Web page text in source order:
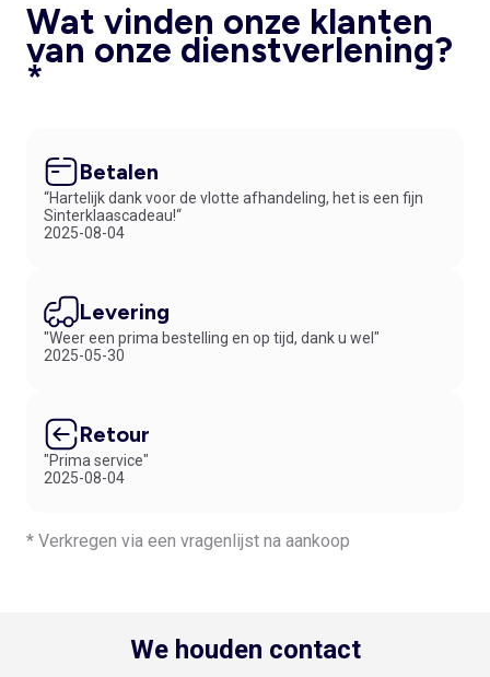
Wat vinden onze klanten
van onze dienstverlening?
*
Betalen
“Hartelijk dank voor de vlotte afhandeling, het is een fijn
Sinterklaascadeau!“
2025-08-04
Levering
"Weer een prima bestelling en op tijd, dank u wel"
2025-05-30
Retour
"Prima service"
2025-08-04
* Verkregen via een vragenlijst na aankoop
We houden contact